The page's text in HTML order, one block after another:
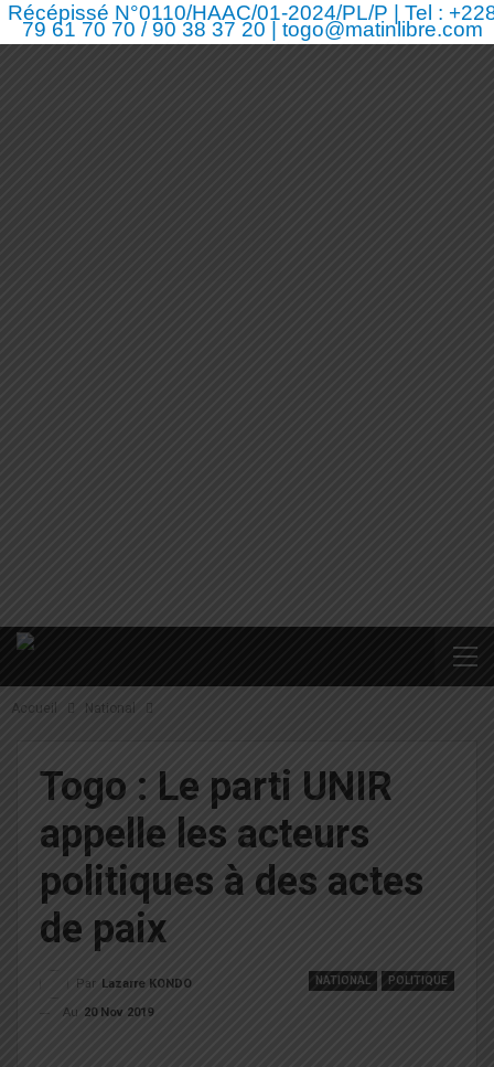
Récépissé N°0110/HAAC/01-2024/PL/P | Tel :
79 61 70 70 / 90 38 37 20 | togo@matinlibre.com
Accueil National
Togo : Le parti UNIR
appelle les acteurs
politiques à des actes
de paix
NATIONAL POLITIQUE
Par
Lazarre KONDO
Au
20 Nov 2019